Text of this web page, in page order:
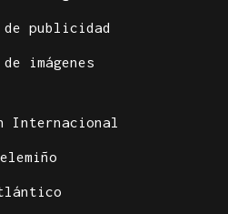
publicidad
imágenes
Internacional